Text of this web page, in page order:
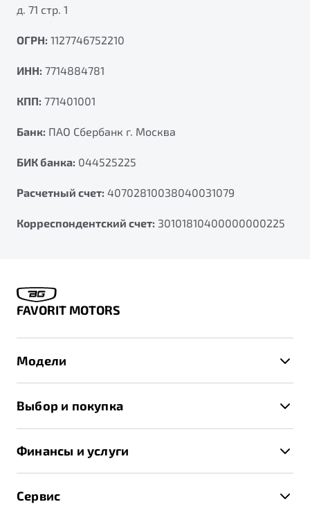
д. 71 стр. 1
ОГРН: 1127746752210
ИНН: 7714884781
КПП: 771401001
Банк: ПАО Сбербанк г. Москва
БИК банка: 044525225
Расчетный счет: 40702810038040031079
Корреспондентский счет: 30101810400000000225
FAVORIT MOTORS
Модели
X70
Выбор и покупка
Спецпредложения и Акции
Записаться на тест-драйв
Финансы и услуги
Трейд-ин
Сервис